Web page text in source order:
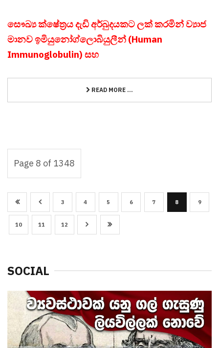
සෞඛ්‍ය ක්ෂේත්‍රය දැඩි අර්බුදයකට ලක් කරමින් ව්‍යාජ
මානව ඉමියුනෝග්ලොබියුලීන් (Human
Immunoglobulin) සහ
READ MORE ...
Page 8 of 1348
3 4 5 6 7 8 9
10 11 12
SOCIAL